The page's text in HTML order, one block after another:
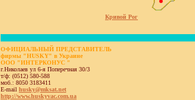
Кривой Рог
ОФИЦИАЛЬНЫЙ ПРЕДСТАВИТЕЛЬ
фирмы "HUSKY" в Украине
ООО "ИНТЕРКОНУС "
г.Николаев ул 6-я Поперечная 30/3
т/ф: (0512) 580-588
моб.: 8050 3183411
E-mail husky@mksat.net
http://www.huskyvac.com.ua